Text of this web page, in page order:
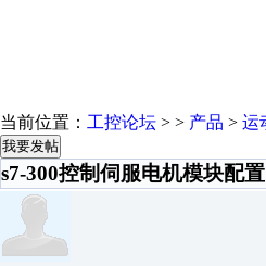
当前位置： 工控论坛 > > 产品 > 运
我要发帖
s7-300控制伺服电机模块配